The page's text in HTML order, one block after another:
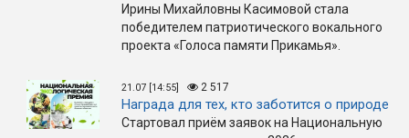
Ирины Михайловны Касимовой стала
победителем патриотического вокального
проекта «Голоса памяти Прикамья».
21.07 [14:55] 2 517
Награда для тех, кто заботится о природе
Стартовал приём заявок на Национальную